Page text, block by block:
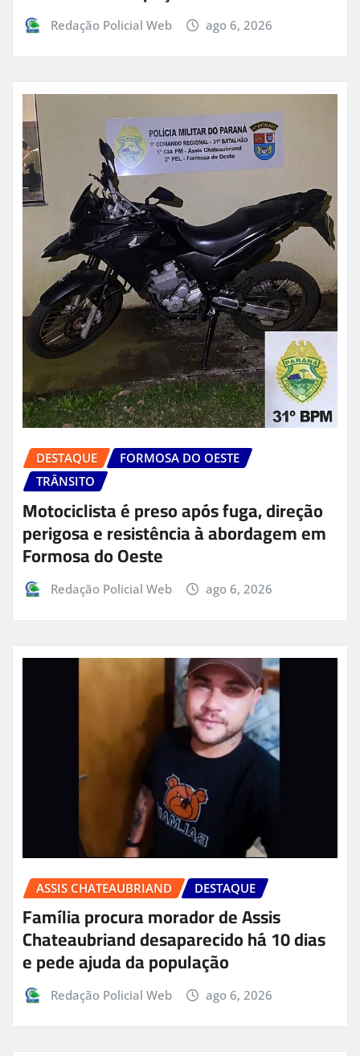
Redação Policial Web ago 6, 2026
DESTAQUE
FORMOSA DO OESTE
TRÂNSITO
Motociclista é preso após fuga, direção
perigosa e resistência à abordagem em
Formosa do Oeste
Redação Policial Web ago 6, 2026
ASSIS CHATEAUBRIAND DESTAQUE
Família procura morador de Assis
Chateaubriand desaparecido há 10 dias
e pede ajuda da população
Redação Policial Web ago 6, 2026